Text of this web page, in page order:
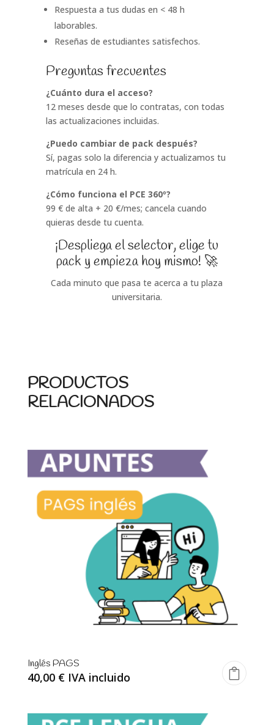
Respuesta a tus dudas en < 48 h
laborables.
Reseñas de estudiantes satisfechos.
Preguntas frecuentes
¿Cuánto dura el acceso?
12 meses desde que lo contratas, con todas
las actualizaciones incluidas.
¿Puedo cambiar de pack después?
Sí, pagas solo la diferencia y actualizamos tu
matrícula en 24 h.
¿Cómo funciona el PCE 360º?
99 € de alta + 20 €/mes; cancela cuando
quieras desde tu cuenta.
¡Despliega el selector, elige tu
pack y empieza hoy mismo! 🚀
Cada minuto que pasa te acerca a tu plaza
universitaria.
PRODUCTOS
RELACIONADOS
Inglés PAGS
40,00 € IVA incluido